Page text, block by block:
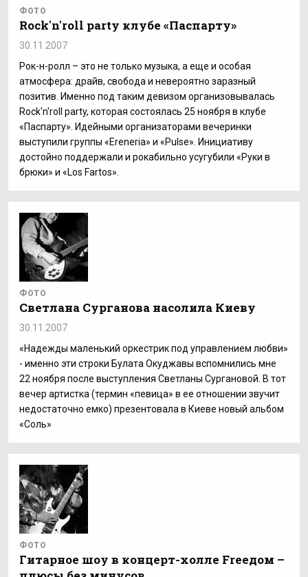
ФОТО
Rock'n'roll party клубе «Паспарту»
30.11.2007
Рок-н-ролл – это не только музыка, а еще и особая
атмосфера: драйв, свобода и невероятно заразный
позитив. Именно под таким девизом организовывалась
Rock'n'roll party, которая состоялась 25 ноября в клубе
«Паспарту». Идейными организаторами вечеринки
выступили группы «Ereneria» и «Pulse». Инициативу
достойно поддержали и рокабильно усугубили «Руки в
брюки» и «Los Fartos».
ФОТО
Светлана Сурганова насолила Киеву
30.11.2007
«Надежды маленький оркестрик под управлением любви»
- именно эти строки Булата Окуджавы вспомнились мне
22 ноября после выступления Светланы Сургановой. В тот
вечер артистка (термин «певица» в ее отношении звучит
недостаточно емко) презентовала в Киеве новый альбом
«Соль»
ФОТО
Гитарное шоу в концерт-холле Freeдом –